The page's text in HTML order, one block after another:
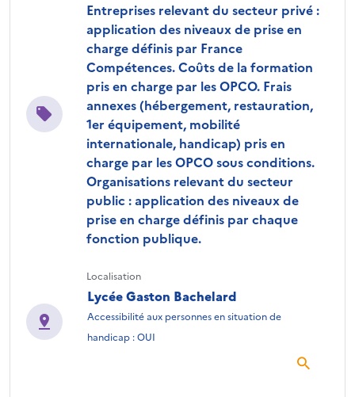
Entreprises relevant du secteur privé :
application des niveaux de prise en
charge définis par France
Compétences. Coûts de la formation
pris en charge par les OPCO. Frais
annexes (hébergement, restauration,
1er équipement, mobilité
internationale, handicap) pris en
charge par les OPCO sous conditions.
Organisations relevant du secteur
public : application des niveaux de
prise en charge définis par chaque
fonction publique.
Localisation
Lycée Gaston Bachelard
Accessibilité aux personnes en situation de
handicap : OUI